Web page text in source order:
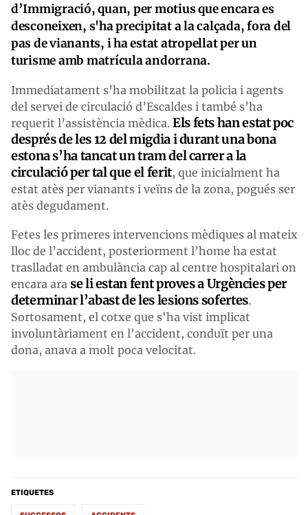
d’Immigració, quan, per motius que encara es
desconeixen, s'ha precipitat a la calçada, fora del
pas de vianants, i ha estat atropellat per un
turisme amb matrícula andorrana.
Immediatament s’ha mobilitzat la policia i agents
del servei de circulació d’Escaldes i també s’ha
requerit l’assistència mèdica. Els fets han estat poc
després de les 12 del migdia i durant una bona
estona s’ha tancat un tram del carrer a la
circulació per tal que el ferit, que inicialment ha
estat atès per vianants i veïns de la zona, pogués ser
atès degudament.
Fetes les primeres intervencions mèdiques al mateix
lloc de l’accident, posteriorment l’home ha estat
traslladat en ambulància cap al centre hospitalari on
encara ara se li estan fent proves a Urgències per
determinar l’abast de les lesions sofertes.
Sortosament, el cotxe que s'ha vist implicat
involuntàriament en l'accident, conduït per una
dona, anava a molt poca velocitat.
ETIQUETES